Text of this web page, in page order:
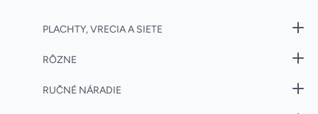
PLACHTY, VRECIA A SIETE
RÔZNE
RUČNÉ NÁRADIE